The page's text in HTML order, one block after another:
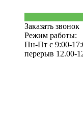
Заказать звонок
Режим работы:
Пн-Пт с 9:00-
перерыв 12.00-